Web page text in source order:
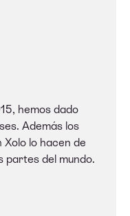
hemos dado
Además los
lo hacen de
del mundo.